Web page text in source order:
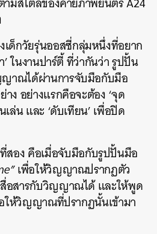
เด็กวัยรุ่นออสซี่กลุ่มหนึ่งที่อยาก
’ ในงานปาร์ตี้ ที่ว่ากันว่า รูปปั้น
าณได้ผ่านการจับมือกับมือ
ง อย่างแรกคือจะต้อง ‘จุด
ล่น และ ‘ดับเทียน’ เพื่อปิด
สอง คือเมื่อจับมือกับรูปปั้นมือ
เพื่อให้วิญญาณปรากฏตัว
อสารกับวิญญาณได้ และให้พูด
ให้วิญญาณที่ปรากฏนั้นเข้ามา